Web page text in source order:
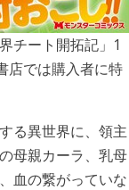
界チート開拓記」1
店では購入者に特
る異世界に、領主
母親カーラ、乳母
血の繋がっていな